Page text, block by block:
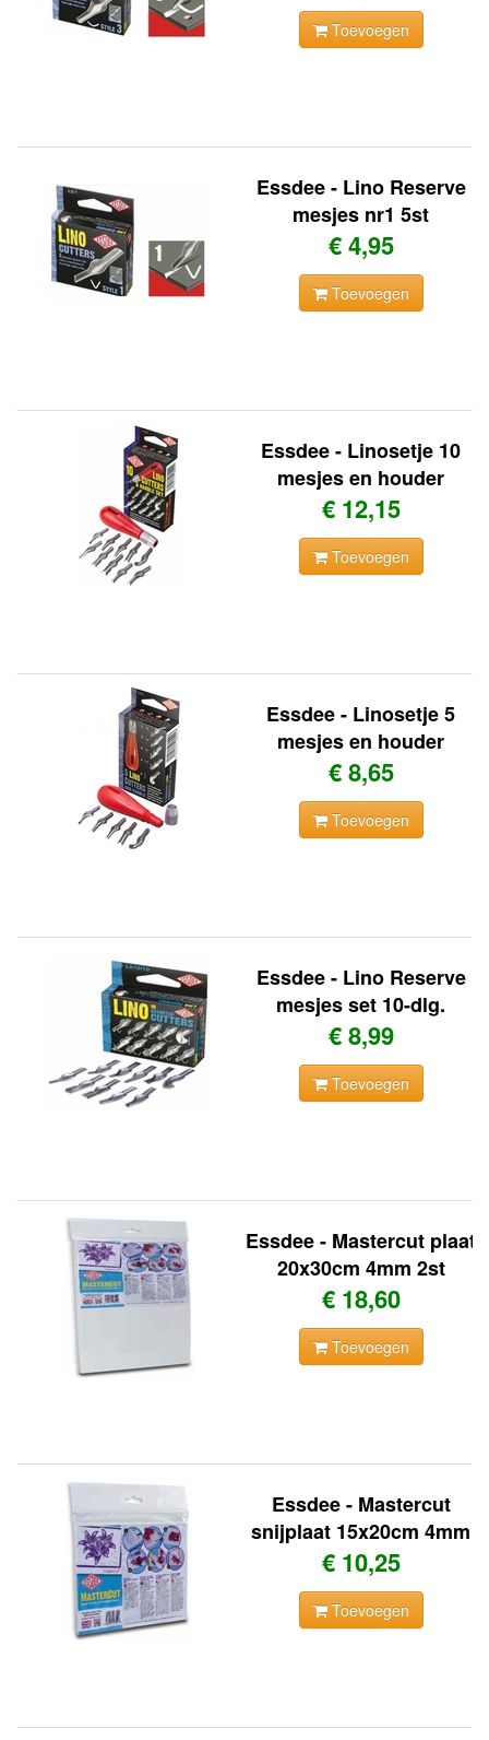
Toevoegen
Essdee - Lino Reserve
mesjes nr1 5st
€ 4,95
Toevoegen
Essdee - Linosetje 10
mesjes en houder
€ 12,15
Toevoegen
Essdee - Linosetje 5
mesjes en houder
€ 8,65
Toevoegen
Essdee - Lino Reserve
mesjes set 10-dlg.
€ 8,99
Toevoegen
Essdee - Mastercut plaat
20x30cm 4mm 2st
€ 18,60
Toevoegen
Essdee - Mastercut
snijplaat 15x20cm 4mm
€ 10,25
Toevoegen